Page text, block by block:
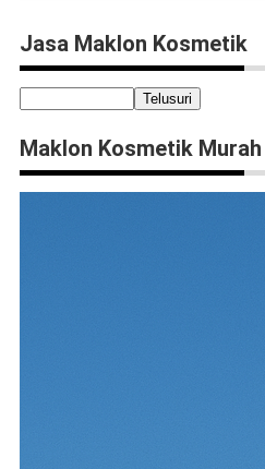
Jasa Maklon Kosmetik
Maklon Kosmetik Murah